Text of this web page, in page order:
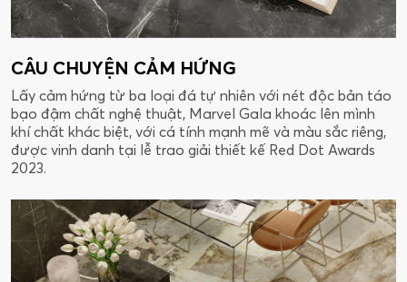
CÂU CHUYỆN CẢM HỨNG
Lấy cảm hứng từ ba loại đá tự nhiên với nét độc bản táo
bạo đậm chất nghệ thuật, Marvel Gala khoác lên mình
khí chất khác biệt, với cá tính mạnh mẽ và màu sắc riêng,
được vinh danh tại lễ trao giải thiết kế Red Dot Awards
2023.